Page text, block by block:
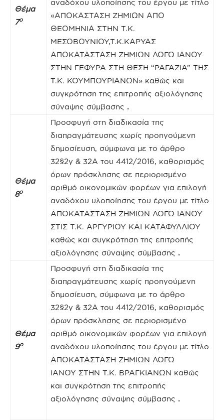
Θέμα
7ο
αναδόχου υλοποίησης του έργου με τίτλο
«ΑΠΟΚΑΣΤΑΣΗ ΖΗΜΙΩΝ ΑΠΟ
ΘΕΟΜΗΝΙΑ ΣΤΗΝ Τ.Κ.
ΜΕΣΟΒΟΥΝΙΟΥ,Τ.Κ.ΚΑΡΥΑΣ
ΑΠΟΚΑΤΑΣΤΑΣΗ ΖΗΜΙΩΝ ΛΟΓΩ ΙΑΝΟΥ
ΣΤΗΝ ΓΕΦΥΡΑ ΣΤΗ ΘΕΣΗ “ΡΑΓΑΖΙΑ” ΤΗΣ
Τ.Κ. ΚΟΥΜΠΟΥΡΙΑΝΩΝ» καθώς και
συγκρότηση της επιτροπής αξιολόγησης
σύναψης σύμβασης .
Θέμα
8ο
Προσφυγή στη διαδικασία της
διαπραγμάτευσης χωρίς προηγούμενη
δημοσίευση, σύμφωνα με το άρθρο
32§2γ & 32Α του 4412/2016, καθορισμός
όρων πρόσκλησης σε περιορισμένο
αριθμό οικονομικών φορέων για επιλογή
αναδόχου υλοποίησης του έργου με τίτλο
ΑΠΟΚΑΤΑΣΤΑΣΗ ΖΗΜΙΩΝ ΛΟΓΩ ΙΑΝΟΥ
ΣΤΙΣ Τ.Κ. ΑΡΓΥΡΙΟΥ ΚΑΙ ΚΑΤΑΦΥΛΛΙΟΥ
καθώς και συγκρότηση της επιτροπής
αξιολόγησης σύναψης σύμβασης .
Θέμα
9ο
Προσφυγή στη διαδικασία της
διαπραγμάτευσης χωρίς προηγούμενη
δημοσίευση, σύμφωνα με το άρθρο
32§2γ & 32Α του 4412/2016, καθορισμός
όρων πρόσκλησης σε περιορισμένο
αριθμό οικονομικών φορέων για επιλογή
αναδόχου υλοποίησης του έργου με τίτλο
ΑΠΟΚΑΤΑΣΤΑΣΗ ΖΗΜΙΩΝ ΛΟΓΩ
ΙΑΝΟΥ ΣΤΗΝ Τ.Κ. ΒΡΑΓΚΙΑΝΩΝ καθώς
και συγκρότηση της επιτροπής
αξιολόγησης σύναψης σύμβασης .